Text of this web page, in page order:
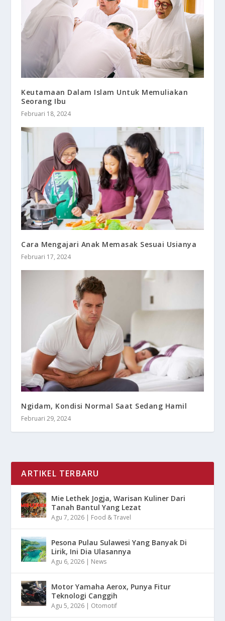
Keutamaan Dalam Islam Untuk Memuliakan
Seorang Ibu
Februari 18, 2024
Cara Mengajari Anak Memasak Sesuai Usianya
Februari 17, 2024
Ngidam, Kondisi Normal Saat Sedang Hamil
Februari 29, 2024
ARTIKEL TERBARU
Mie Lethek Jogja, Warisan Kuliner Dari
Tanah Bantul Yang Lezat
Agu 7, 2026 | Food & Travel
Pesona Pulau Sulawesi Yang Banyak Di
Lirik, Ini Dia Ulasannya
Agu 6, 2026 | News
Motor Yamaha Aerox, Punya Fitur
Teknologi Canggih
Agu 5, 2026 | Otomotif